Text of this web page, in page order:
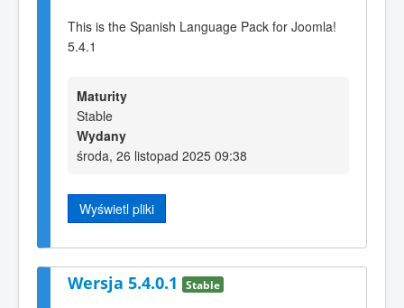
This is the Spanish Language Pack for Joomla!
5.4.1
Maturity
Stable
Wydany
środa, 26 listopad 2025 09:38
Wyświetl pliki
Wersja 5.4.0.1 Stable